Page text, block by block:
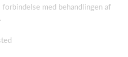
forbindelse med behandlingen af